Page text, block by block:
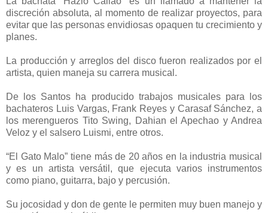
discreción absoluta, al momento de realizar proyectos, para
evitar que las personas envidiosas opaquen tu crecimiento y
planes.
La producción y arreglos del disco fueron realizados por el
artista, quien maneja su carrera musical.
De los Santos ha producido trabajos musicales para los
bachateros Luis Vargas, Frank Reyes y Carasaf Sánchez, a
los merengueros Tito Swing, Dahian el Apechao y Andrea
Veloz y el salsero Luismi, entre otros.
“El Gato Malo” tiene más de 20 años en la industria musical
y es un artista versátil, que ejecuta varios instrumentos
como piano, guitarra, bajo y percusión.
Su jocosidad y don de gente le permiten muy buen manejo y